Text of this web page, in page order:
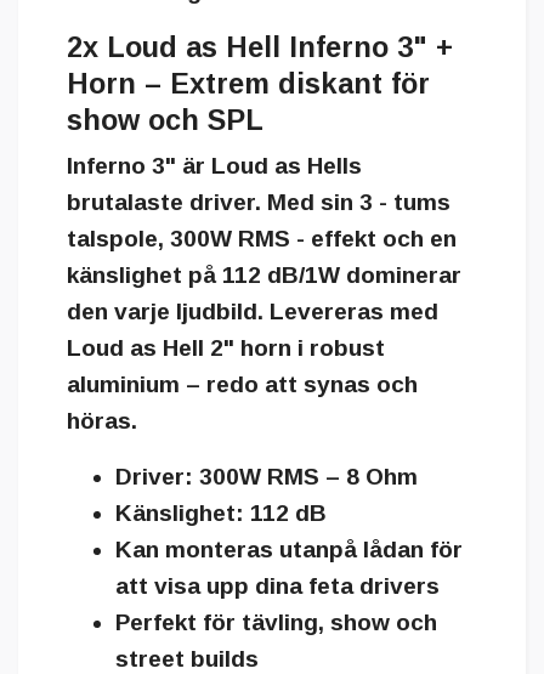
2x Loud as Hell Inferno 3" +
Horn – Extrem diskant för
show och SPL
Inferno 3" är Loud as Hells
brutalaste driver. Med sin 3 - tums
talspole, 300W RMS - effekt och en
känslighet på 112 dB/1W dominerar
den varje ljudbild. Levereras med
Loud as Hell 2" horn i robust
aluminium – redo att synas och
höras.
Driver: 300W RMS – 8 Ohm
Känslighet: 112 dB
Kan monteras utanpå lådan för
att visa upp dina feta drivers
Perfekt för tävling, show och
street builds